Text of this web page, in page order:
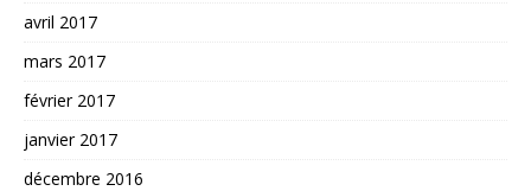
avril 2017
mars 2017
février 2017
janvier 2017
décembre 2016